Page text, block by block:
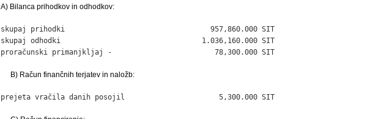
A) Bilanca prihodkov in odhodkov:
skupaj prihodki                                  957,860.000 SIT
skupaj odhodki                                 1.036,160.000 SIT
proračunski primanjkljaj -                        78,300.000 SIT
B) Račun finančnih terjatev in naložb:
prejeta vračila danih posojil                      5,300.000 SIT